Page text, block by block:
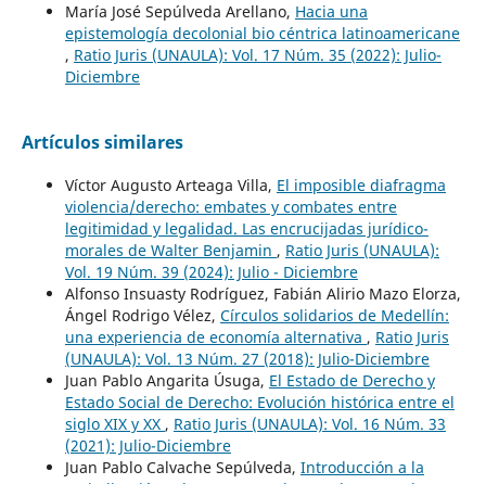
María José Sepúlveda Arellano, Hacia una
epistemología decolonial bio céntrica latinoamericane
, Ratio Juris (UNAULA): Vol. 17 Núm. 35 (2022): Julio-
Diciembre
Artículos similares
Víctor Augusto Arteaga Villa, El imposible diafragma
violencia/derecho: embates y combates entre
legitimidad y legalidad. Las encrucijadas jurídico-
morales de Walter Benjamin , Ratio Juris (UNAULA):
Vol. 19 Núm. 39 (2024): Julio - Diciembre
Alfonso Insuasty Rodríguez, Fabián Alirio Mazo Elorza,
Ángel Rodrigo Vélez, Círculos solidarios de Medellín:
una experiencia de economía alternativa , Ratio Juris
(UNAULA): Vol. 13 Núm. 27 (2018): Julio-Diciembre
Juan Pablo Angarita Úsuga, El Estado de Derecho y
Estado Social de Derecho: Evolución histórica entre el
siglo XIX y XX , Ratio Juris (UNAULA): Vol. 16 Núm. 33
(2021): Julio-Diciembre
Juan Pablo Calvache Sepúlveda, Introducción a la